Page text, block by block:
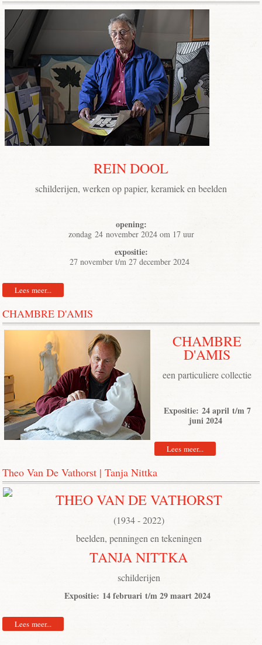
REIN DOOL
schilderijen, werken op papier, keramiek en beelden
opening:
zondag 24 november 2024 om 17 uur
expositie:
27 november t/m 27 december 2024
Lees meer...
CHAMBRE D'AMIS
CHAMBRE
D'AMIS
een particuliere collectie
Expositie: 24 april t/m 7
juni 2024
Lees meer...
Theo Van De Vathorst | Tanja Nittka
THEO VAN DE VATHORST
(1934 - 2022)
beelden, penningen en tekeningen
TANJA NITTKA
schilderijen
Expositie: 14 februari t/m 29 maart 2024
Lees meer...